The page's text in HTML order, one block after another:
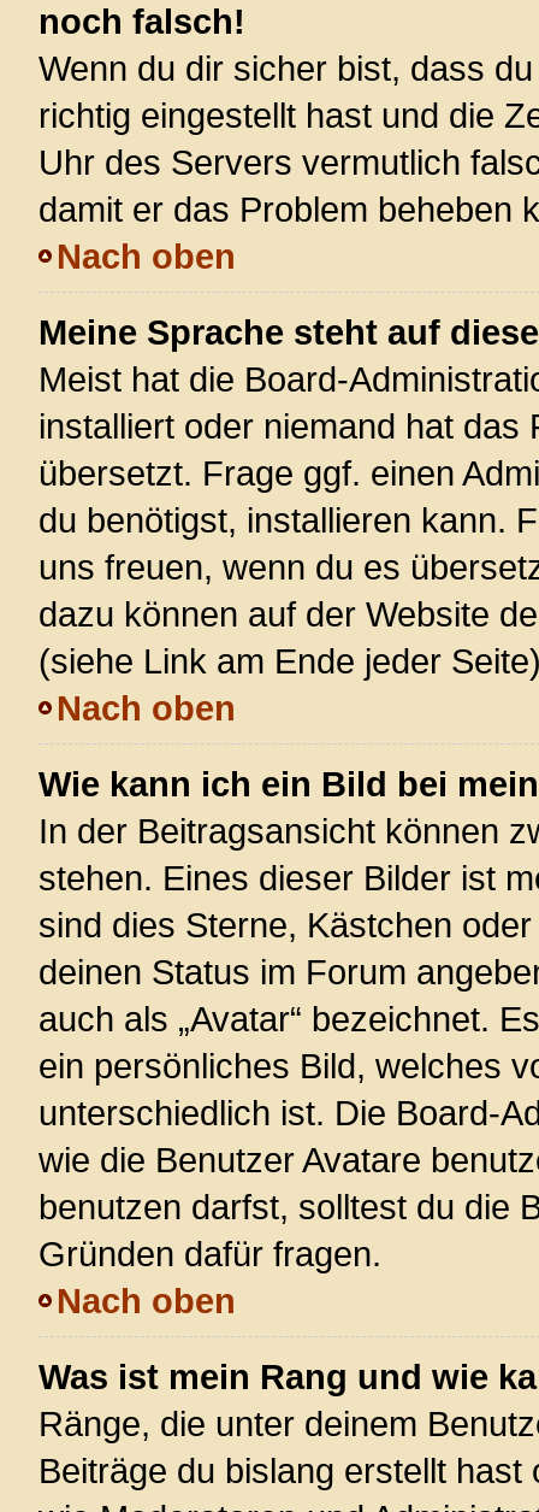
noch falsch!
Wenn du dir sicher bist, dass
richtig eingestellt hast und die
Uhr des Servers vermutlich
damit er das Problem beheben
Nach oben
Meine Sprache steht auf
Meist hat die Board-
installiert oder niemand hat
übersetzt. Frage ggf. einen
du benötigst, installieren kann.
uns freuen, wenn du es
dazu können auf der Website
(siehe Link am Ende jeder
Nach oben
Wie kann ich ein Bild bei
In der Beitragsansicht können
stehen. Eines dieser Bilder ist
sind dies Sterne, Kästchen
deinen Status im Forum
auch als „Avatar“ bezeichnet.
ein persönliches Bild, welches
unterschiedlich ist. Die Board-
wie die Benutzer Avatare
benutzen darfst, solltest du die
Gründen dafür fragen.
Nach oben
Was ist mein Rang und wie
Ränge, die unter deinem
Beiträge du bislang erstellt